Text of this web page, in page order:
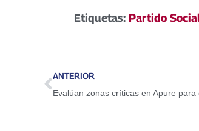
Etiquetas: Partido
ANTERIOR
Evalúan zonas críticas en Apure